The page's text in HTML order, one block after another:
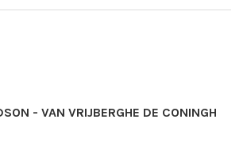
- VAN VRIJBERGHE DE CONINGH